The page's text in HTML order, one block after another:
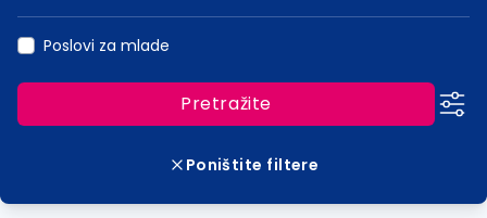
Poslovi za mlade
Pretražite
Poništite filtere